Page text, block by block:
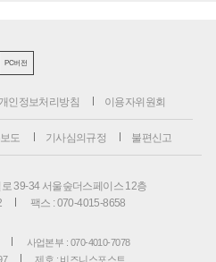
PC버전
개인정보처리방침 이용자위원회
도 기사심의규정 불편신고
39-34 서울숲더스페이스 12층
팩스 : 070-4015-8658
사업본부 : 070-4010-7078
제호 : 비즈니스포스트